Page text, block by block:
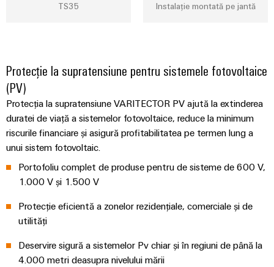
TS35 Instalație montată pe jantă
Protecție la supratensiune pentru sistemele fotovoltaice
(PV)
Protecția la supratensiune VARITECTOR PV ajută la extinderea
duratei de viață a sistemelor fotovoltaice, reduce la minimum
riscurile financiare și asigură profitabilitatea pe termen lung a
unui sistem fotovoltaic.
Portofoliu complet de produse pentru de sisteme de 600 V,
1.000 V și 1.500 V
Protecție eficientă a zonelor rezidențiale, comerciale și de
utilități
Deservire sigură a sistemelor Pv chiar și în regiuni de până la
4.000 metri deasupra nivelului mării